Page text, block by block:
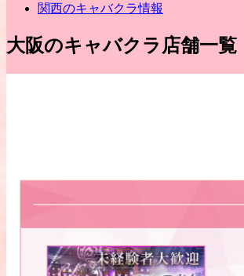
関西のキャバクラ情報
大阪のキャバクラ店舗一覧